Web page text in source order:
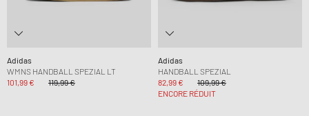
Adidas
WMNS HANDBALL SPEZIAL LT
101,99 €
119,99 €
Adidas
HANDBALL SPEZIAL
82,99 €
109,99 €
ENCORE RÉDUIT